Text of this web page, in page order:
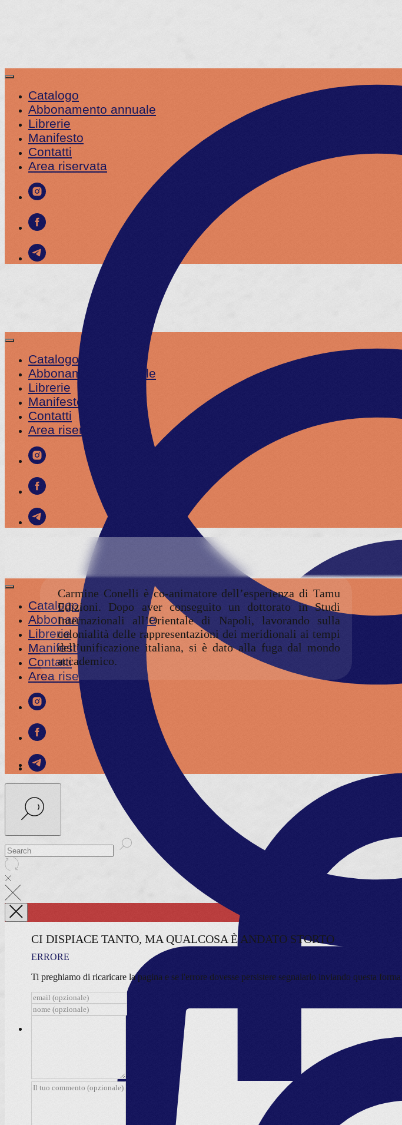
Catalogo
Abbonamento annuale
Librerie
Manifesto
Contatti
Area riservata
Catalogo
Abbonamento annuale
Librerie
Manifesto
Contatti
Area riservata
Catalogo
Abbonamento annuale
Librerie
Manifesto
Contatti
Area riservata
CI DISPIACE TANTO, MA QUALCOSA È ANDATO STORTO
ERRORE
Ti preghiamo di ricaricare la pagina e se l'errore dovesse persistere segnalarlo inviando questa forma
Carmine Conelli è co-animatore dell’esperienza di Tamu
Edizioni. Dopo aver conseguito un dottorato in Studi
Internazionali all’Orientale di Napoli, lavorando sulla
colonialità delle rappresentazioni dei meridionali ai tempi
dell’unificazione italiana, si è dato alla fuga dal mondo
accademico.